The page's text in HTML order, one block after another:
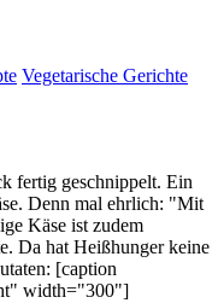
Vegetarische Gerichte
fertig geschnippelt. Ein
Denn mal ehrlich: "Mit
Käse ist zudem
Da hat Heißhunger keine
[caption
width="300"]